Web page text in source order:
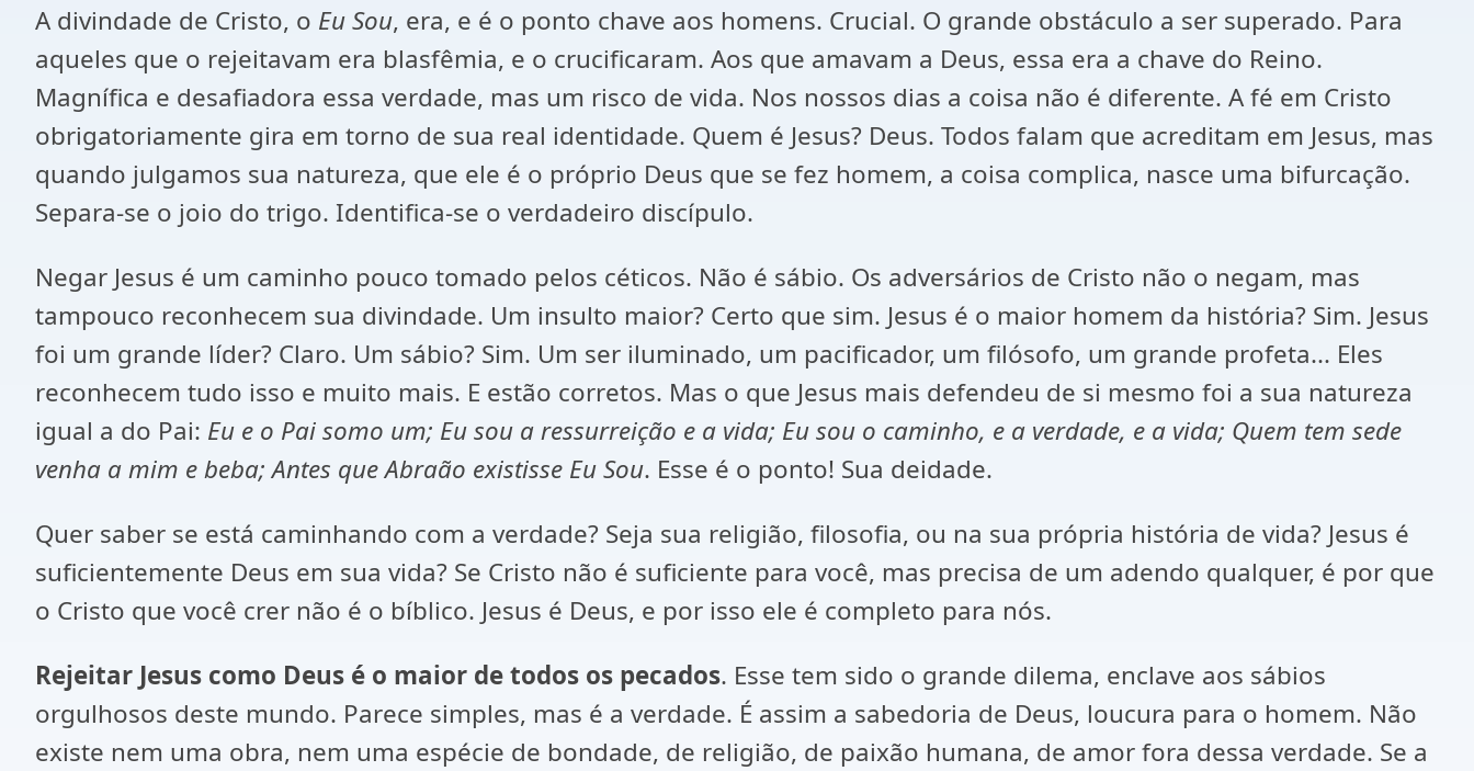
A divindade de Cristo, o Eu Sou, era, e é o ponto chave aos homens. Crucial. O grande obstáculo a ser superado. Para
aqueles que o rejeitavam era blasfêmia, e o crucificaram. Aos que amavam a Deus, essa era a chave do Reino.
Magnífica e desafiadora essa verdade, mas um risco de vida. Nos nossos dias a coisa não é diferente. A fé em Cristo
obrigatoriamente gira em torno de sua real identidade. Quem é Jesus? Deus. Todos falam que acreditam em Jesus, mas
quando julgamos sua natureza, que ele é o próprio Deus que se fez homem, a coisa complica, nasce uma bifurcação.
Separa-se o joio do trigo. Identifica-se o verdadeiro discípulo.
Negar Jesus é um caminho pouco tomado pelos céticos. Não é sábio. Os adversários de Cristo não o negam, mas
tampouco reconhecem sua divindade. Um insulto maior? Certo que sim. Jesus é o maior homem da história? Sim. Jesus
foi um grande líder? Claro. Um sábio? Sim. Um ser iluminado, um pacificador, um filósofo, um grande profeta... Eles
reconhecem tudo isso e muito mais. E estão corretos. Mas o que Jesus mais defendeu de si mesmo foi a sua natureza
igual a do Pai: Eu e o Pai somo um; Eu sou a ressurreição e a vida; Eu sou o caminho, e a verdade, e a vida; Quem tem sede
venha a mim e beba; Antes que Abraão existisse Eu Sou. Esse é o ponto! Sua deidade.
Quer saber se está caminhando com a verdade? Seja sua religião, filosofia, ou na sua própria história de vida? Jesus é
suficientemente Deus em sua vida? Se Cristo não é suficiente para você, mas precisa de um adendo qualquer, é por que
o Cristo que você crer não é o bíblico. Jesus é Deus, e por isso ele é completo para nós.
Rejeitar Jesus como Deus é o maior de todos os pecados. Esse tem sido o grande dilema, enclave aos sábios
orgulhosos deste mundo. Parece simples, mas é a verdade. É assim a sabedoria de Deus, loucura para o homem. Não
existe nem uma obra, nem uma espécie de bondade, de religião, de paixão humana, de amor fora dessa verdade. Se a